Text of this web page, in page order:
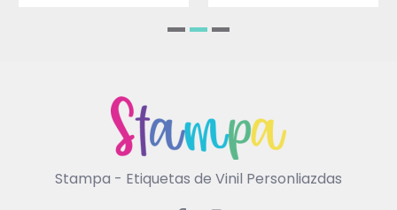
Stampa - Etiquetas de Vinil Personliazdas